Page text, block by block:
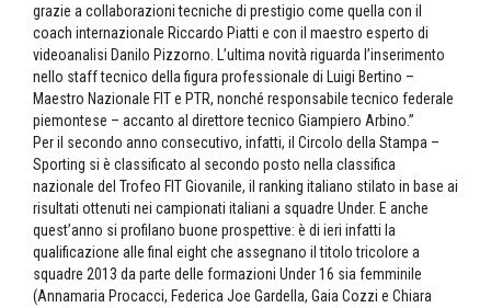
grazie a collaborazioni tecniche di prestigio come quella con il
coach internazionale Riccardo Piatti e con il maestro esperto di
videoanalisi Danilo Pizzorno. L’ultima novità riguarda l’inserimento
nello staff tecnico della figura professionale di Luigi Bertino –
Maestro Nazionale FIT e PTR, nonché responsabile tecnico federale
piemontese – accanto al direttore tecnico Giampiero Arbino.”
Per il secondo anno consecutivo, infatti, il Circolo della Stampa –
Sporting si è classificato al secondo posto nella classifica
nazionale del Trofeo FIT Giovanile, il ranking italiano stilato in base ai
risultati ottenuti nei campionati italiani a squadre Under. E anche
quest’anno si profilano buone prospettive: è di ieri infatti la
qualificazione alle final eight che assegnano il titolo tricolore a
squadre 2013 da parte delle formazioni Under 16 sia femminile
(Annamaria Procacci, Federica Joe Gardella, Gaia Cozzi e Chiara